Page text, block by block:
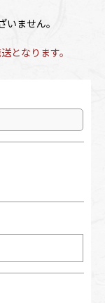
ません。
となります。